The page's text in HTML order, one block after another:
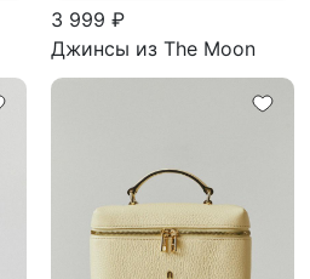
3 999 ₽
Джинсы из The Moon